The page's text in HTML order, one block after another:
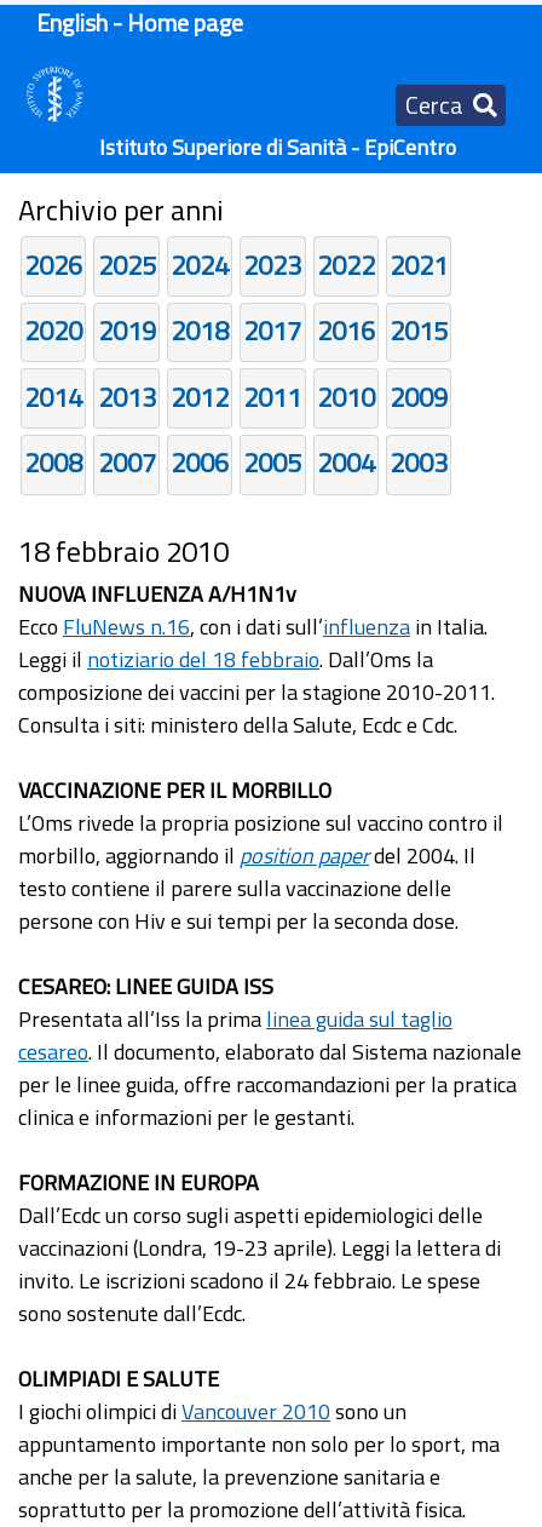
English - Home page
Cerca
Istituto Superiore di Sanità - EpiCentro
Archivio per anni
2026 2025 2024 2023 2022 2021
2020 2019 2018 2017 2016 2015
2014 2013 2012 2011 2010 2009
2008 2007 2006 2005 2004 2003
18 febbraio 2010
NUOVA INFLUENZA A/H1N1v
Ecco FluNews n.16, con i dati sull’influenzain Italia.
Leggi il notiziario del 18 febbraio. Dall’Oms la
composizione dei vaccini per la stagione 2010-2011.
Consulta i siti: ministero della Salute, Ecdc e Cdc.
VACCINAZIONE PER IL MORBILLO
L’Oms rivede la propria posizione sul vaccino contro il
morbillo, aggiornando il position paperdel 2004. Il
testo contiene il parere sulla vaccinazione delle
persone con Hiv e sui tempi per la seconda dose.
CESAREO: LINEE GUIDA ISS
Presentata all’Iss la primalinea guida sul taglio
cesareo. Il documento, elaborato dal Sistema nazionale
per le linee guida, offre raccomandazioni per la pratica
clinica e informazioni per le gestanti.
FORMAZIONE IN EUROPA
Dall’Ecdc un corso sugli aspetti epidemiologici delle
vaccinazioni (Londra, 19-23 aprile). Leggi la lettera di
invito. Le iscrizioni scadono il 24 febbraio. Le spese
sono sostenute dall’Ecdc.
OLIMPIADI E SALUTE
I giochi olimpici diVancouver 2010sono un
appuntamento importante non solo per lo sport, ma
anche per la salute, la prevenzione sanitaria e
soprattutto per la promozione dell’attività fisica.